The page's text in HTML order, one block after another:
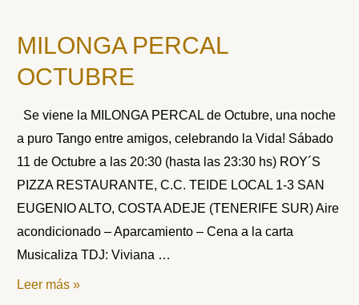
BRUJAS
HALLOWEEN
MILONGA PERCAL
OCTUBRE
Se viene la MILONGA PERCAL de Octubre, una noche
a puro Tango entre amigos, celebrando la Vida! Sábado
11 de Octubre a las 20:30 (hasta las 23:30 hs) ROY´S
PIZZA RESTAURANTE, C.C. TEIDE LOCAL 1-3 SAN
EUGENIO ALTO, COSTA ADEJE (TENERIFE SUR) Aire
acondicionado – Aparcamiento – Cena a la carta
Musicaliza TDJ: Viviana …
MILONGA
Leer más »